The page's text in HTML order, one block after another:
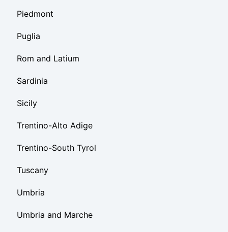
Piedmont
Puglia
Rom and Latium
Sardinia
Sicily
Trentino-Alto Adige
Trentino-South Tyrol
Tuscany
Umbria
Umbria and Marche